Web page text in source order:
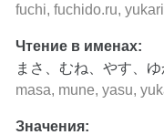
fuchi, fuchido.ru,
Чтение в именах:
まさ、むね、やす、
masa, mune, yasu,
Значения: